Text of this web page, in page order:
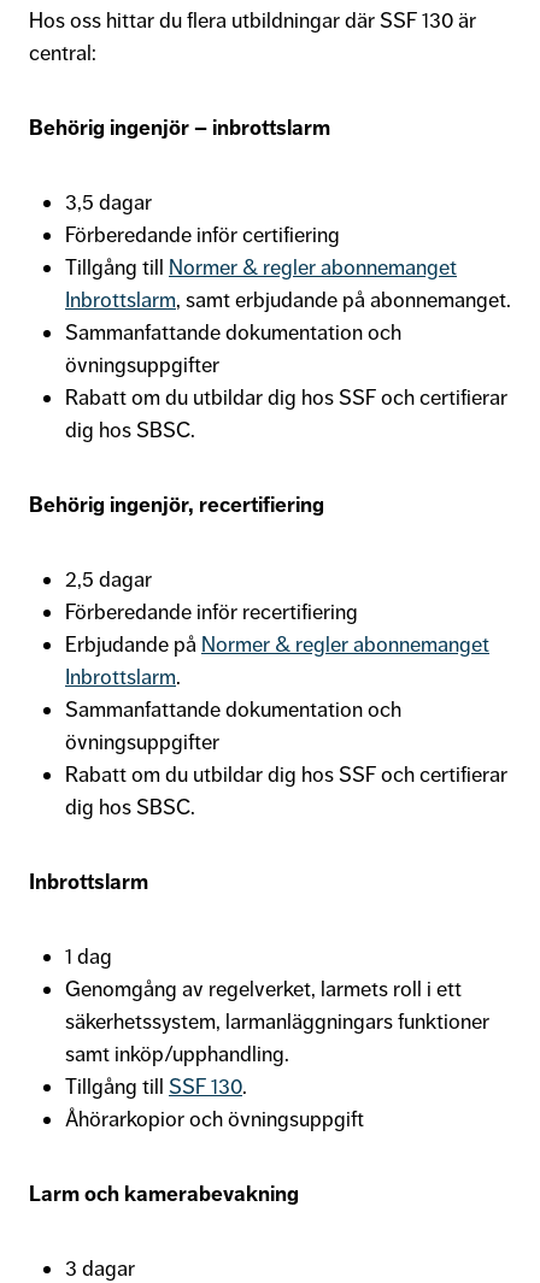
Hos oss hittar du flera utbildningar där SSF 130 är
central:
Behörig ingenjör – inbrottslarm
3,5 dagar
Förberedande inför certifiering
Tillgång till Normer & regler abonnemanget
Inbrottslarm, samt erbjudande på abonnemanget.
Sammanfattande dokumentation och
övningsuppgifter
Rabatt om du utbildar dig hos SSF och certifierar
dig hos SBSC.
Behörig ingenjör, recertifiering
2,5 dagar
Förberedande inför recertifiering
Erbjudande på Normer & regler abonnemanget
Inbrottslarm.
Sammanfattande dokumentation och
övningsuppgifter
Rabatt om du utbildar dig hos SSF och certifierar
dig hos SBSC.
Inbrottslarm
1 dag
Genomgång av regelverket, larmets roll i ett
säkerhetssystem, larmanläggningars funktioner
samt inköp/upphandling.
Tillgång till SSF 130.
Åhörarkopior och övningsuppgift
Larm och kamerabevakning
3 dagar